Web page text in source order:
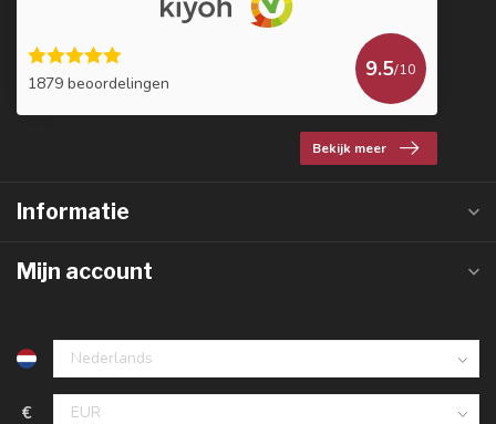
1879 beoordelingen
9.5/10
Bekijk meer
Informatie
Mijn account
€